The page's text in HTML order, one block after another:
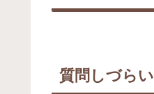
質問しづらい